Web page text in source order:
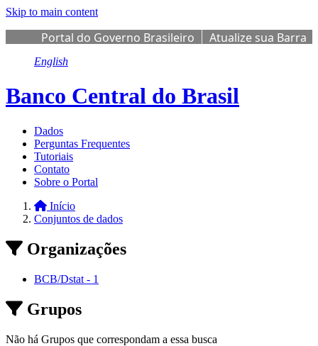
Skip to main content
Portal do Governo Brasileiro
Atualize sua Barra
English
Banco Central do Brasil
Dados
Perguntas Frequentes
Tutoriais
Contato
Sobre o Portal
Início
Conjuntos de dados
Organizações
BCB/Dstat - 1
Grupos
Não há Grupos que correspondam a essa busca